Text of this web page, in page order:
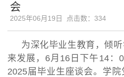
会
2025年06月19日 点击数： 334
为深化毕业生教育，倾
来发展，6月16日下午14：
2025届毕业生座谈会。学